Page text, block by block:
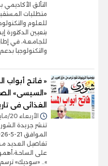
التألق
متطلبات
للعلوم
بتعيين الدكتورة
للجامعة، في
والتكنولوجيا
« فاتح
«السيسى»
الغذائى فى
الأربعاء 20/مايو/2026 - 03:16 م
تنشر جريدة
تفاصيل العديد
على
».. «سوديك» ترسم